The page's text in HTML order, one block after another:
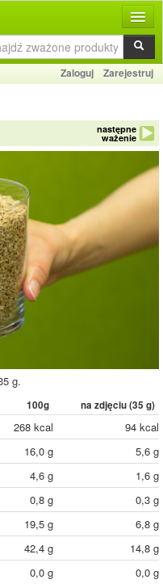
Zaloguj Zarejestruj
następne
ważenie
g.
100g na zdjęciu (35 g)
268 kcal
94 kcal
16,0 g
5,6 g
4,6 g 1,6 g
0,8 g
0,3 g
19,5 g
6,8 g
42,4 g
14,8 g
0,0 g 0,0 g